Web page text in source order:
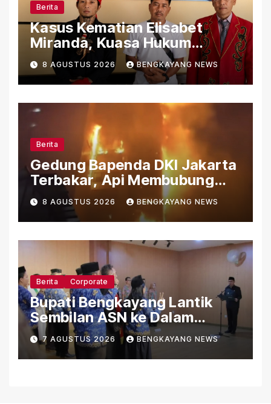
Berita
Kasus Kematian Elisabet
Miranda, Kuasa Hukum
Ungkap Sejumlah Persoalan
yang Belum Terjawab
8 AGUSTUS 2026 BENGKAYANG NEWS
Berita
Gedung Bapenda DKI Jakarta
Terbakar, Api Membubung
dari Bagian Atas Gedung
8 AGUSTUS 2026 BENGKAYANG NEWS
Berita Corporate
Bupati Bengkayang Lantik
Sembilan ASN ke Dalam
Jabatan Fungsional
7 AGUSTUS 2026 BENGKAYANG NEWS